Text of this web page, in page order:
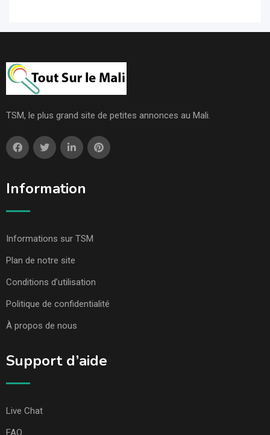
TSM, le plus grand site de petites annonces au Mali.
Information
Informations sur TSM
Plan de notre site
Conditions d’utilisation
Politique de confidentialité
À propos de nous
Support d’aide
Live Chat
FAQ